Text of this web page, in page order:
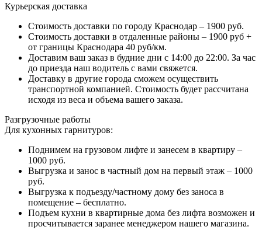
Курьерская доставка
Стоимость доставки по городу Краснодар – 1900 руб.
Стоимость доставки в отдаленные районы – 1900 руб +
от границы Краснодара 40 руб/км.
Доставим ваш заказ в будние дни с 14:00 до 22:00. За час
до приезда наш водитель с вами свяжется.
Доставку в другие города сможем осуществить
транспортной компанией. Стоимость будет рассчитана
исходя из веса и объема вашего заказа.
Разгрузочные работы
Для кухонных гарнитуров:
Поднимем на грузовом лифте и занесем в квартиру –
1000 руб.
Выгрузка и занос в частный дом на первый этаж – 1000
руб.
Выгрузка к подъезду/частному дому без заноса в
помещение – бесплатно.
Подъем кухни в квартирные дома без лифта возможен и
просчитывается заранее менеджером нашего магазина.